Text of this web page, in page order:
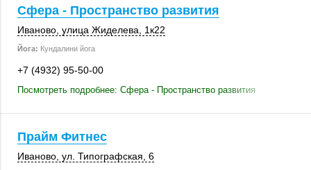
Сфера - Пространство развития
Иваново улица Жиделева 1к22
Йога: Кундалини йога
+7 (4932) 95-50-00
Посмотреть подробнее: Сфера - Пространство развития
Прайм Фитнес
Иваново ул. Типографская, 6